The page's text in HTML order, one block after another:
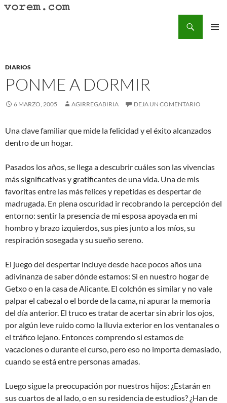
Saltar
DIARIOS
PONME A DORMIR
6 MARZO, 2005 AGIRREGABIRIA DEJA UN COMENTARIO
Una clave familiar que mide la felicidad y el éxito alcanzados
dentro de un hogar.
Pasados los años, se llega a descubrir cuáles son las vivencias
más significativas y gratificantes de una vida. Una de mis
favoritas entre las más felices y repetidas es despertar de
madrugada. En plena oscuridad ir recobrando la percepción del
entorno: sentir la presencia de mi esposa apoyada en mi
hombro y brazo izquierdos, sus pies junto a los míos, su
respiración sosegada y su sueño sereno.
El juego del despertar incluye desde hace pocos años una
adivinanza de saber dónde estamos: Si en nuestro hogar de
Getxo o en la casa de Alicante. El colchón es similar y no vale
palpar el cabezal o el borde de la cama, ni apurar la memoria
del día anterior. El truco es tratar de acertar sin abrir los ojos,
por algún leve ruido como la lluvia exterior en los ventanales o
el tráfico lejano. Entonces comprendo si estamos de
vacaciones o durante el curso, pero eso no importa demasiado,
cuando se está entre personas amadas.
Luego sigue la preocupación por nuestros hijos: ¿Estarán en
sus cuartos de al lado, o en su residencia de estudios? ¿Han de